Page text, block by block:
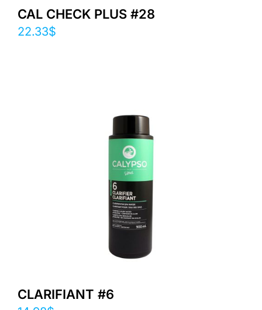
CAL CHECK PLUS #28
22.33$
CLARIFIANT #6